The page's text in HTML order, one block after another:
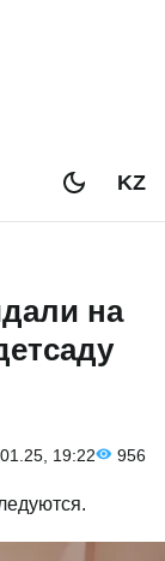
KZ
на
19:22 956